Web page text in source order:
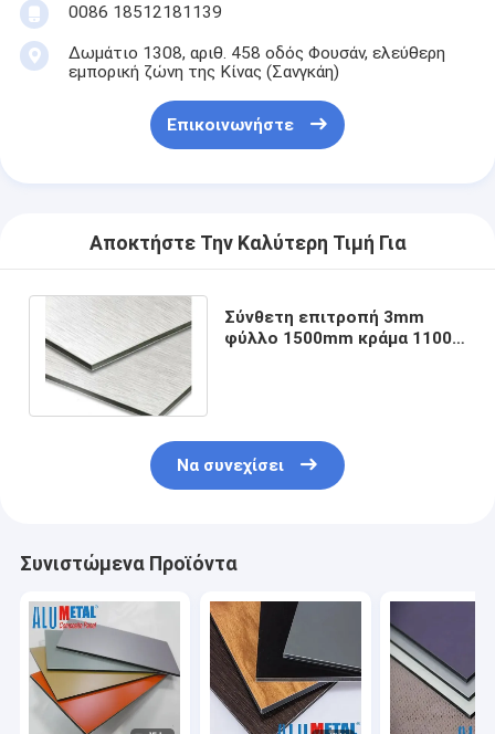
0086 18512181139
Δωμάτιο 1308, αριθ. 458 οδός Φουσάν, ελεύθερη
εμπορική ζώνη της Κίνας (Σανγκάη)
Επικοινωνήστε
Αποκτήστε Την Καλύτερη Τιμή Για
Σύνθετη επιτροπή 3mm
φύλλο 1500mm κράμα 1100
Να συνεχίσει
Συνιστώμενα Προϊόντα